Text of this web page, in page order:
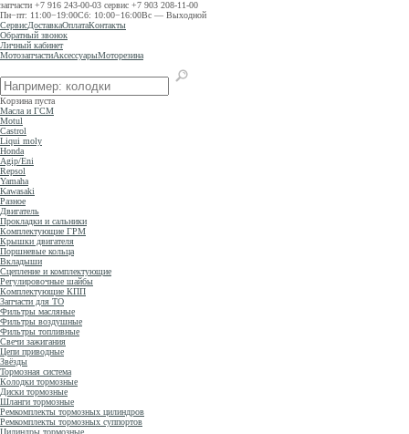
запчасти +7 916 243-00-03 сервис +7 903 208-11-00
Пн−пт: 11:00−19:00Сб: 10:00−16:00Вс — Выходной
СервисДоставкаОплатаКонтакты
Обратный звонок
Личный кабинет
МотозапчастиАксессуарыМоторезина
Корзина пуста
Масла и ГСМ
Motul
Castrol
Liqui moly
Honda
Agip/Eni
Repsol
Yamaha
Kawasaki
Разное
Двигатель
Прокладки и сальники
Комплектующие ГРМ
Крышки двигателя
Поршневые кольца
Вкладыши
Сцепление и комплектующие
Регулировочные шайбы
Комплектующие КПП
Запчасти для ТО
Фильтры масляные
Фильтры воздушные
Фильтры топливные
Свечи зажигания
Цепи приводные
Звёзды
Тормозная система
Колодки тормозные
Диски тормозные
Шланги тормозные
Ремкомплекты тормозных цилиндров
Ремкомплекты тормозных суппортов
Цилиндры тормозные